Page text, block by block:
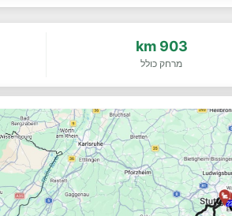
903 km
מרחק כולל